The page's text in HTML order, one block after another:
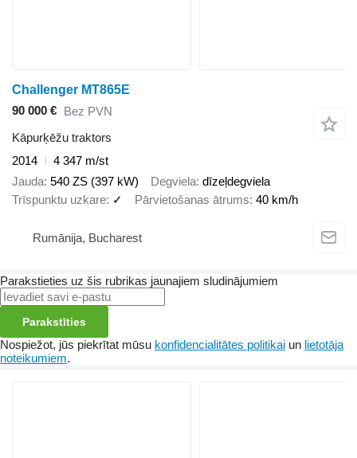
Challenger MT865E
90 000 € Bez PVN
Kāpurķēžu traktors
2014
4 347 m/st
Jauda 540 ZS (397 kW) Degviela dīzeļdegviela
Trīspunktu uzkare ✓ Pārvietošanas ātrums 40 km/h
Rumānija, Bucharest
Parakstieties uz šis rubrikas jaunajiem sludinājumiem
Parakstīties
Nospiežot, jūs piekrītat mūsu konfidencialitātes politikai un lietotāja
noteikumiem.